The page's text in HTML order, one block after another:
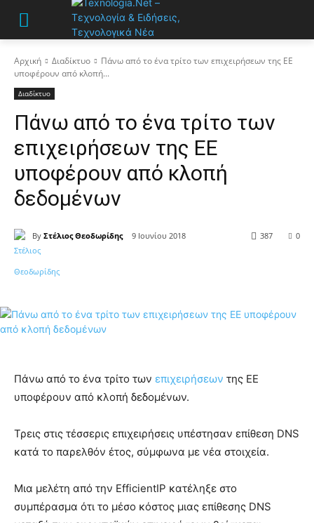
Αρχική Διαδίκτυο
Πάνω από το ένα τρίτο των επιχειρήσεων της ΕΕ
υποφέρουν από κλοπή...
Διαδίκτυο
Πάνω από το ένα τρίτο των
επιχειρήσεων της ΕΕ
υποφέρουν από κλοπή
δεδομένων
By Στέλιος Θεοδωρίδης 9 Ιουνίου 2018 0
387
Πάνω από το ένα τρίτο των επιχειρήσεων της ΕΕ
υποφέρουν από κλοπή δεδομένων.
Τρεις στις τέσσερις επιχειρήσεις υπέστησαν επίθεση DNS
κατά το παρελθόν έτος, σύμφωνα με νέα στοιχεία.
Μια μελέτη από την EfficientIP κατέληξε στο
συμπέρασμα ότι το μέσο κόστος μιας επίθεσης DNS